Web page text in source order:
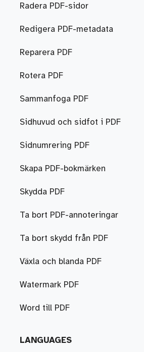
Radera PDF-sidor
Redigera PDF-metadata
Reparera PDF
Rotera PDF
Sammanfoga PDF
Sidhuvud och sidfot i PDF
Sidnumrering PDF
Skapa PDF-bokmärken
Skydda PDF
Ta bort PDF-annoteringar
Ta bort skydd från PDF
Växla och blanda PDF
Watermark PDF
Word till PDF
LANGUAGES